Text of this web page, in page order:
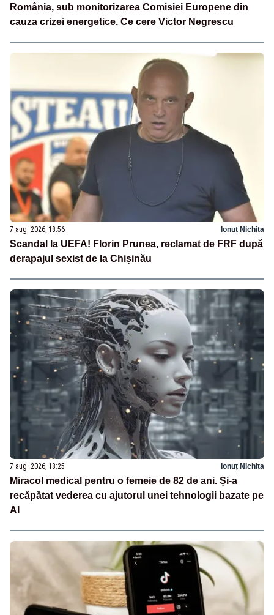
România, sub monitorizarea Comisiei Europene din
cauza crizei energetice. Ce cere Victor Negrescu
7 aug. 2026, 18:56 Ionuț Nichita
Scandal la UEFA! Florin Prunea, reclamat de FRF după
derapajul sexist de la Chișinău
7 aug. 2026, 18:25 Ionuț Nichita
Miracol medical pentru o femeie de 82 de ani. Și-a
recăpătat vederea cu ajutorul unei tehnologii bazate pe
AI